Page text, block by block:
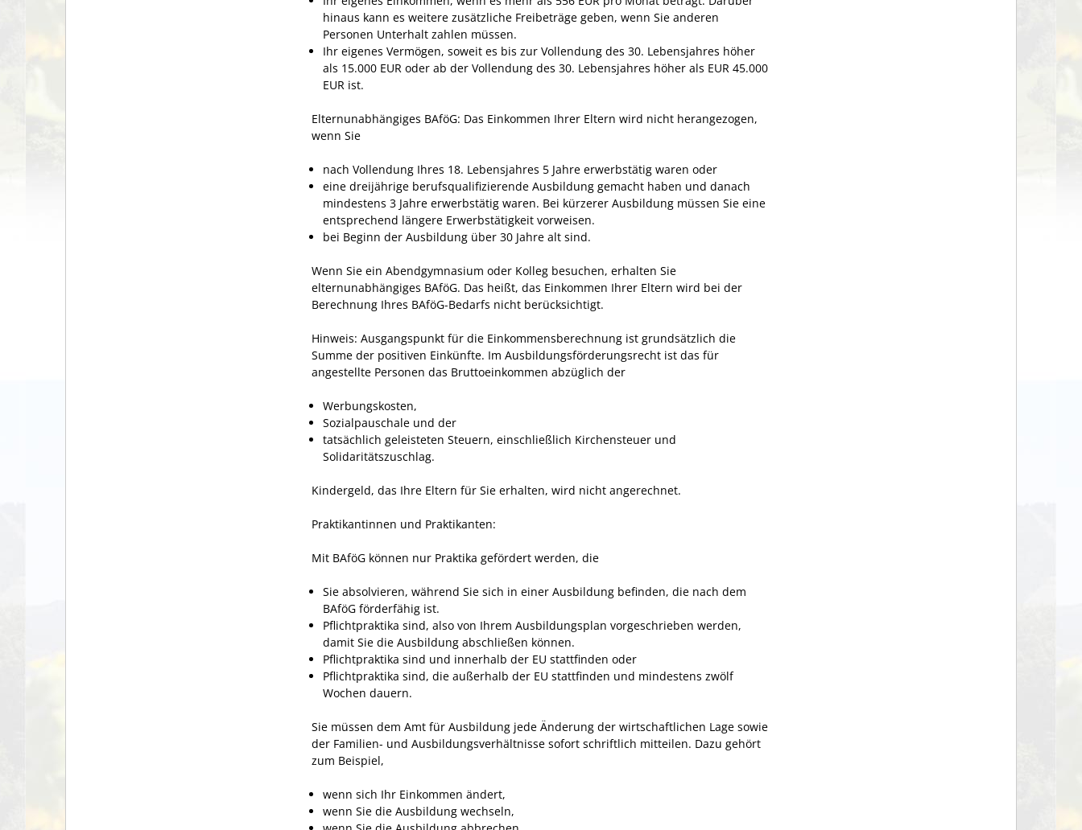
hinaus kann es weitere zusätzliche Freibeträge geben, wenn Sie anderen
Personen Unterhalt zahlen müssen.
Ihr eigenes Vermögen, soweit es bis zur Vollendung des 30. Lebensjahres höher
als 15.000 EUR oder ab der Vollendung des 30. Lebensjahres höher als EUR 45.000
EUR ist.
Elternunabhängiges BAföG: Das Einkommen Ihrer Eltern wird nicht herangezogen,
wenn Sie
nach Vollendung Ihres 18. Lebensjahres 5 Jahre erwerbstätig waren oder
eine dreijährige berufsqualifizierende Ausbildung gemacht haben und danach
mindestens 3 Jahre erwerbstätig waren. Bei kürzerer Ausbildung müssen Sie eine
entsprechend längere Erwerbstätigkeit vorweisen.
bei Beginn der Ausbildung über 30 Jahre alt sind.
Wenn Sie ein Abendgymnasium oder Kolleg besuchen, erhalten Sie
elternunabhängiges BAföG. Das heißt, das Einkommen Ihrer Eltern wird bei der
Berechnung Ihres BAföG-Bedarfs nicht berücksichtigt.
Hinweis: Ausgangspunkt für die Einkommensberechnung ist grundsätzlich die
Summe der positiven Einkünfte. Im Ausbildungsförderungsrecht ist das für
angestellte Personen das Bruttoeinkommen abzüglich der
Werbungskosten,
Sozialpauschale und der
tatsächlich geleisteten Steuern, einschließlich Kirchensteuer und
Solidaritätszuschlag.
Kindergeld, das Ihre Eltern für Sie erhalten, wird nicht angerechnet.
Praktikantinnen und Praktikanten:
Mit BAföG können nur Praktika gefördert werden, die
Sie absolvieren, während Sie sich in einer Ausbildung befinden, die nach dem
BAföG förderfähig ist.
Pflichtpraktika sind, also von Ihrem Ausbildungsplan vorgeschrieben werden,
damit Sie die Ausbildung abschließen können.
Pflichtpraktika sind und innerhalb der EU stattfinden oder
Pflichtpraktika sind, die außerhalb der EU stattfinden und mindestens zwölf
Wochen dauern.
Sie müssen dem Amt für Ausbildung jede Änderung der wirtschaftlichen Lage sowie
der Familien- und Ausbildungsverhältnisse sofort schriftlich mitteilen. Dazu gehört
zum Beispiel,
wenn sich Ihr Einkommen ändert,
wenn Sie die Ausbildung wechseln,